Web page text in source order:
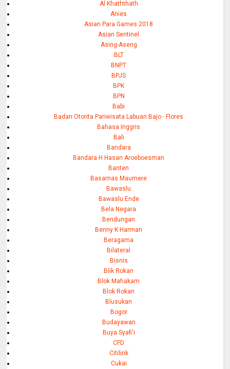
Al Khaththath
Anies
Asian Para Games 2018
Asian Sentinel
Asing-Aseng
BLT
BNPT
BPJS
BPK
BPN
Babi
Badan Otorita Pariwisata Labuan Bajo - Flores
Bahasa Inggris
Bali
Bandara
Bandara H Hasan Aroeboesman
Banten
Basarnas Maumere
Bawaslu
Bawaslu Ende
Bela Negara
Bendungan
Benny K Harman
Beragama
Bilateral
Bisnis
Blik Rokan
Blok Mahakam
Blok Rokan
Blusukan
Bogor
Budayawan
Buya Syafi'i
CFD
Citilink
Cukai